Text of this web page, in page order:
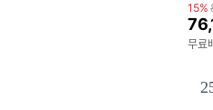
15%
무료